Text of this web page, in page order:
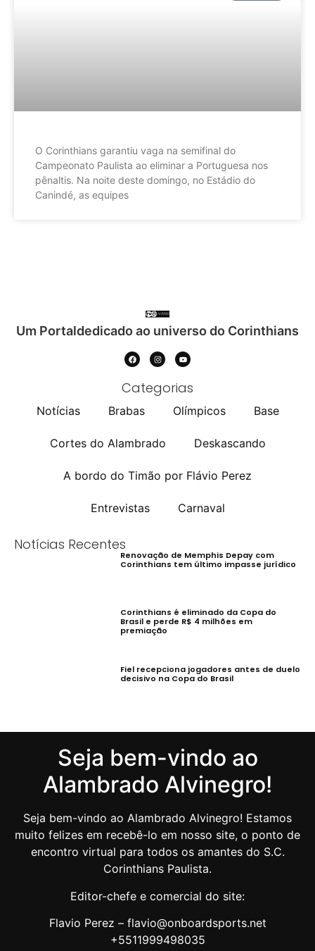
O Corinthians garantiu vaga na semifinal do
Campeonato Paulista ao eliminar a Portuguesa nos
pênaltis. Na noite deste domingo, no Estádio do
Canindé, as equipes
Um Portaldedicado ao universo do Corinthians
Categorias
Notícias Brabas Olímpicos Base
Cortes do Alambrado Deskascando
A bordo do Timão por Flávio Perez
Entrevistas Carnaval
Notícias Recentes
Renovação de Memphis Depay com
Corinthians tem último impasse jurídico
Corinthians é eliminado da Copa do
Brasil e perde R$ 4 milhões em
premiação
Fiel recepciona jogadores antes de duelo
decisivo na Copa do Brasil
Seja bem-vindo ao
Alambrado Alvinegro!
Seja bem-vindo ao Alambrado Alvinegro! Estamos
muito felizes em recebê-lo em nosso site, o ponto de
encontro virtual para todos os amantes do S.C.
Corinthians Paulista.
Editor-chefe e comercial do site:
Flavio Perez – flavio@onboardsports.net
+5511999498035